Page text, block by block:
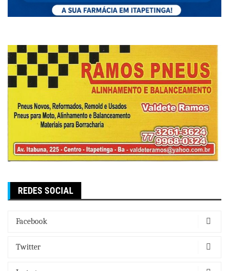
REDES SOCIAL
Facebook
Twitter